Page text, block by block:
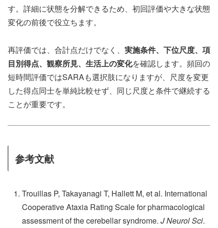
す。詳細に状態を分解できるため、初回評価や大きな状態
変化の前後で役立ちます。
再評価では、合計点だけでなく、 実施条件、下位尺度、項
目別得点、観察所見、生活上の変化を確認します。頻回の
短時間評価ではSARAも選択肢になりますが、尺度を変更
した得点同士を単純比較せず、同じ尺度と条件で継続する
ことが重要です。
参考文献
Trouillas P, Takayanagi T, Hallett M, et al. International
Cooperative Ataxia Rating Scale for pharmacological
assessment of the cerebellar syndrome.J Neurol Sci.